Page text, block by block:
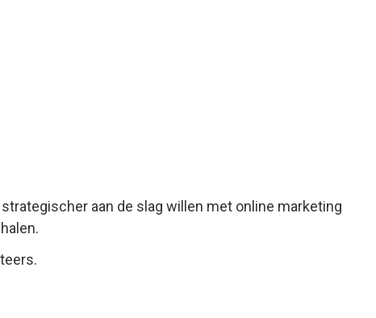
aan de slag willen met online marketing